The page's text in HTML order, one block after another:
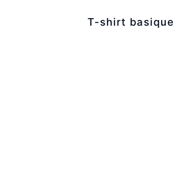
T-shirt basique